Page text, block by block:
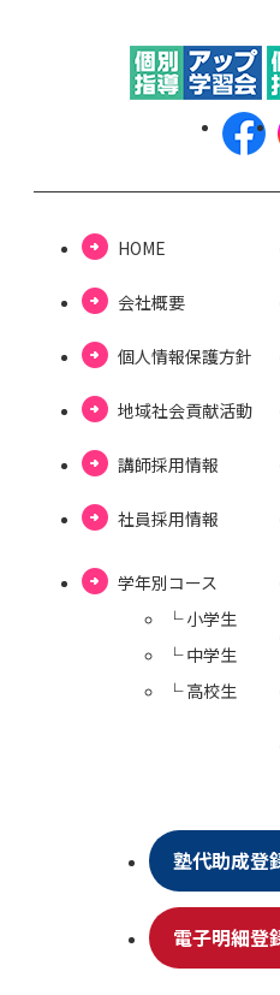
HOME
会社概要
個⼈情報保護⽅針
地域社会貢献活動
講師採用情報
社員採用情報
学年別コース
└ ⼩学⽣
└ 中学⽣
└ ⾼校⽣
塾代助成登
電⼦明細登